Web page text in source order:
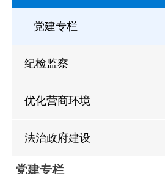
内设科室
党建专栏
纪检监察
优化营商环境
法治政府建设
党建专栏